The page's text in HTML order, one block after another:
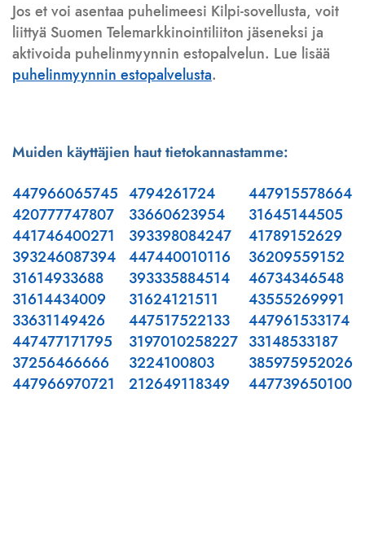
Jos et voi asentaa puhelimeesi Kilpi-sovellusta, voit
liittyä Suomen Telemarkkinointiliiton jäseneksi ja
aktivoida puhelinmyynnin estopalvelun. Lue lisää
puhelinmyynnin estopalvelusta.
Muiden käyttäjien haut tietokannastamme:
447966065745
420777747807
441746400271
393246087394
31614933688
31614434009
33631149426
447477171795
37256466666
447966970721
4794261724
33660623954
393398084247
447440010116
393335884514
31624121511
447517522133
3197010258227
3224100803
212649118349
447915578664
31645144505
41789152629
36209559152
46734346548
43555269991
447961533174
33148533187
385975952026
447739650100